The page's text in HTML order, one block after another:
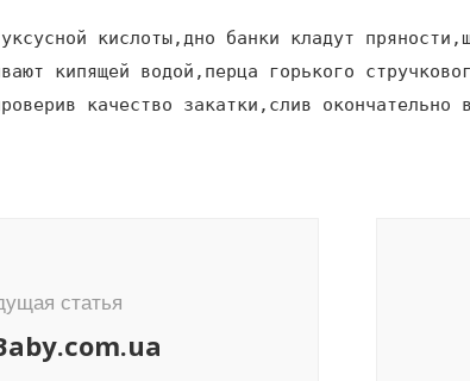
кислоты,дно банки кладут
кипящей водой,перца горького
качество закатки,слив окончательно
статья